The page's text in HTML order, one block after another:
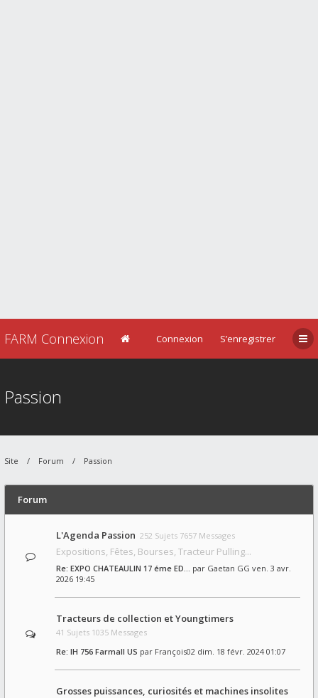
FARM Connexion Connexion S’enregistrer
Passion
Site Forum Passion
Forum
L'Agenda Passion 252 Sujets 7657 Messages
Expositions, Fêtes, Bourses, Tracteur Pulling...
Re: EXPO CHATEAULIN 17 éme ED… par Gaetan GG ven. 3 avr.
2026 19:45
Tracteurs de collection et Youngtimers
41 Sujets 1035 Messages
Re: IH 756 Farmall US par François02 dim. 18 févr. 2024 01:07
Grosses puissances, curiosités et machines insolites